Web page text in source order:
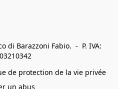
di Barazzoni Fabio.  -  P. IVA:
de protection de la vie privée
un abus